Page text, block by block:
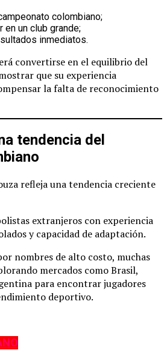
colombiano;
en un club grande;
inmediatos.
convertirse en el equilibrio del
que su experiencia
la falta de reconocimiento
tendencia del
refleja una tendencia creciente
extranjeros con experiencia
y capacidad de adaptación.
nombres de alto costo, muchas
mercados como Brasil,
para encontrar jugadores
deportivo.